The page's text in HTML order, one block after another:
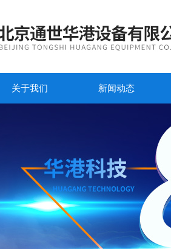
关于我们 新闻动态